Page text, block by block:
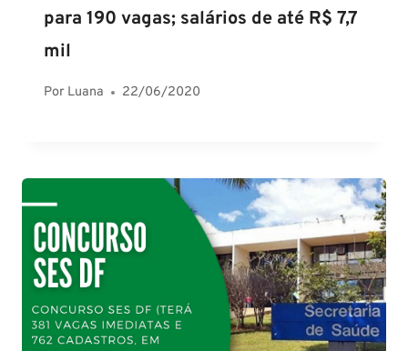
para 190 vagas; salários de até R$ 7,7
mil
Por Luana 22/06/2020